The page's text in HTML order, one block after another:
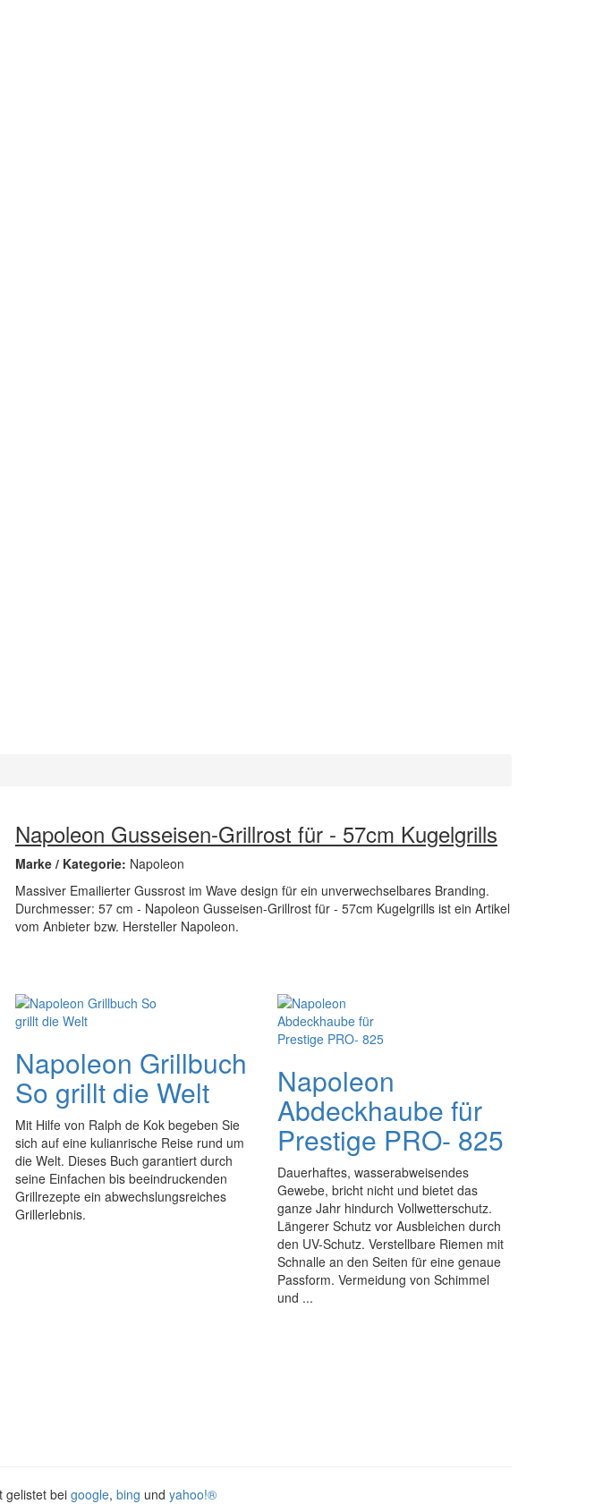
Napoleon Gusseisen-Grillrost für - 57cm Kugelgrills
Marke / Kategorie: Napoleon
Massiver Emailierter Gussrost im Wave design für ein unverwechselbares Branding.
Durchmesser: 57 cm - Napoleon Gusseisen-Grillrost für - 57cm Kugelgrills ist ein Artikel
vom Anbieter bzw. Hersteller Napoleon.
Napoleon Grillbuch
So grillt die Welt
Mit Hilfe von Ralph de Kok begeben Sie
sich auf eine kulianrische Reise rund um
die Welt. Dieses Buch garantiert durch
seine Einfachen bis beeindruckenden
Grillrezepte ein abwechslungsreiches
Grillerlebnis.
Napoleon
Abdeckhaube für
Prestige PRO- 825
Dauerhaftes, wasserabweisendes
Gewebe, bricht nicht und bietet das
ganze Jahr hindurch Vollwetterschutz.
Längerer Schutz vor Ausbleichen durch
den UV-Schutz. Verstellbare Riemen mit
Schnalle an den Seiten für eine genaue
Passform. Vermeidung von Schimmel
und ...
gelistet bei google, bing und yahoo!®